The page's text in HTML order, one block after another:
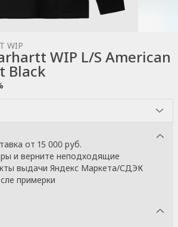
WIP
WIP L/S American
Black
от 15 000 руб.
и верните неподходящие
выдачи Яндекс Маркета/СДЭК
примерки